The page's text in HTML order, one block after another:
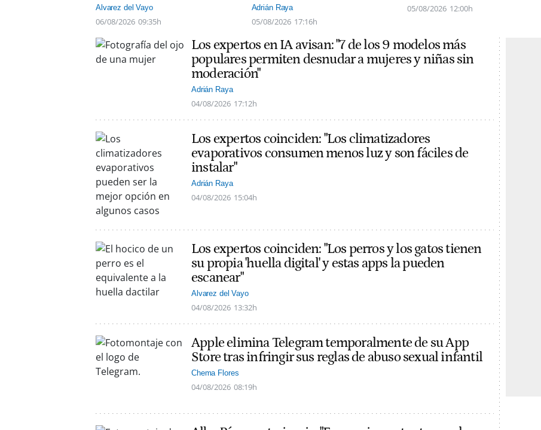
Alvarez del Vayo
06/08/2026 09:35h
Adrián Raya
05/08/2026 17:16h
05/08/2026 12:00h
Los expertos en IA avisan: "7 de los 9 modelos más
populares permiten desnudar a mujeres y niñas sin
moderación"
Adrián Raya
04/08/2026 17:12h
Los expertos coinciden: "Los climatizadores
evaporativos consumen menos luz y son fáciles de
instalar"
Adrián Raya
04/08/2026 15:04h
Los expertos coinciden: "Los perros y los gatos tienen
su propia 'huella digital' y estas apps la pueden
escanear"
Alvarez del Vayo
04/08/2026 13:32h
Apple elimina Telegram temporalmente de su App
Store tras infringir sus reglas de abuso sexual infantil
Chema Flores
04/08/2026 08:19h